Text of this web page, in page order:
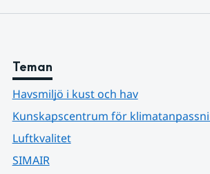
Teman
Havsmiljö i kust och hav
Kunskapscentrum för
Luftkvalitet
SIMAIR